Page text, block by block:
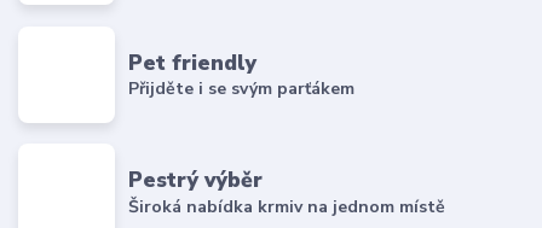
Pet friendly
Přijděte i se svým parťákem
Pestrý výběr
Široká nabídka krmiv na jednom místě